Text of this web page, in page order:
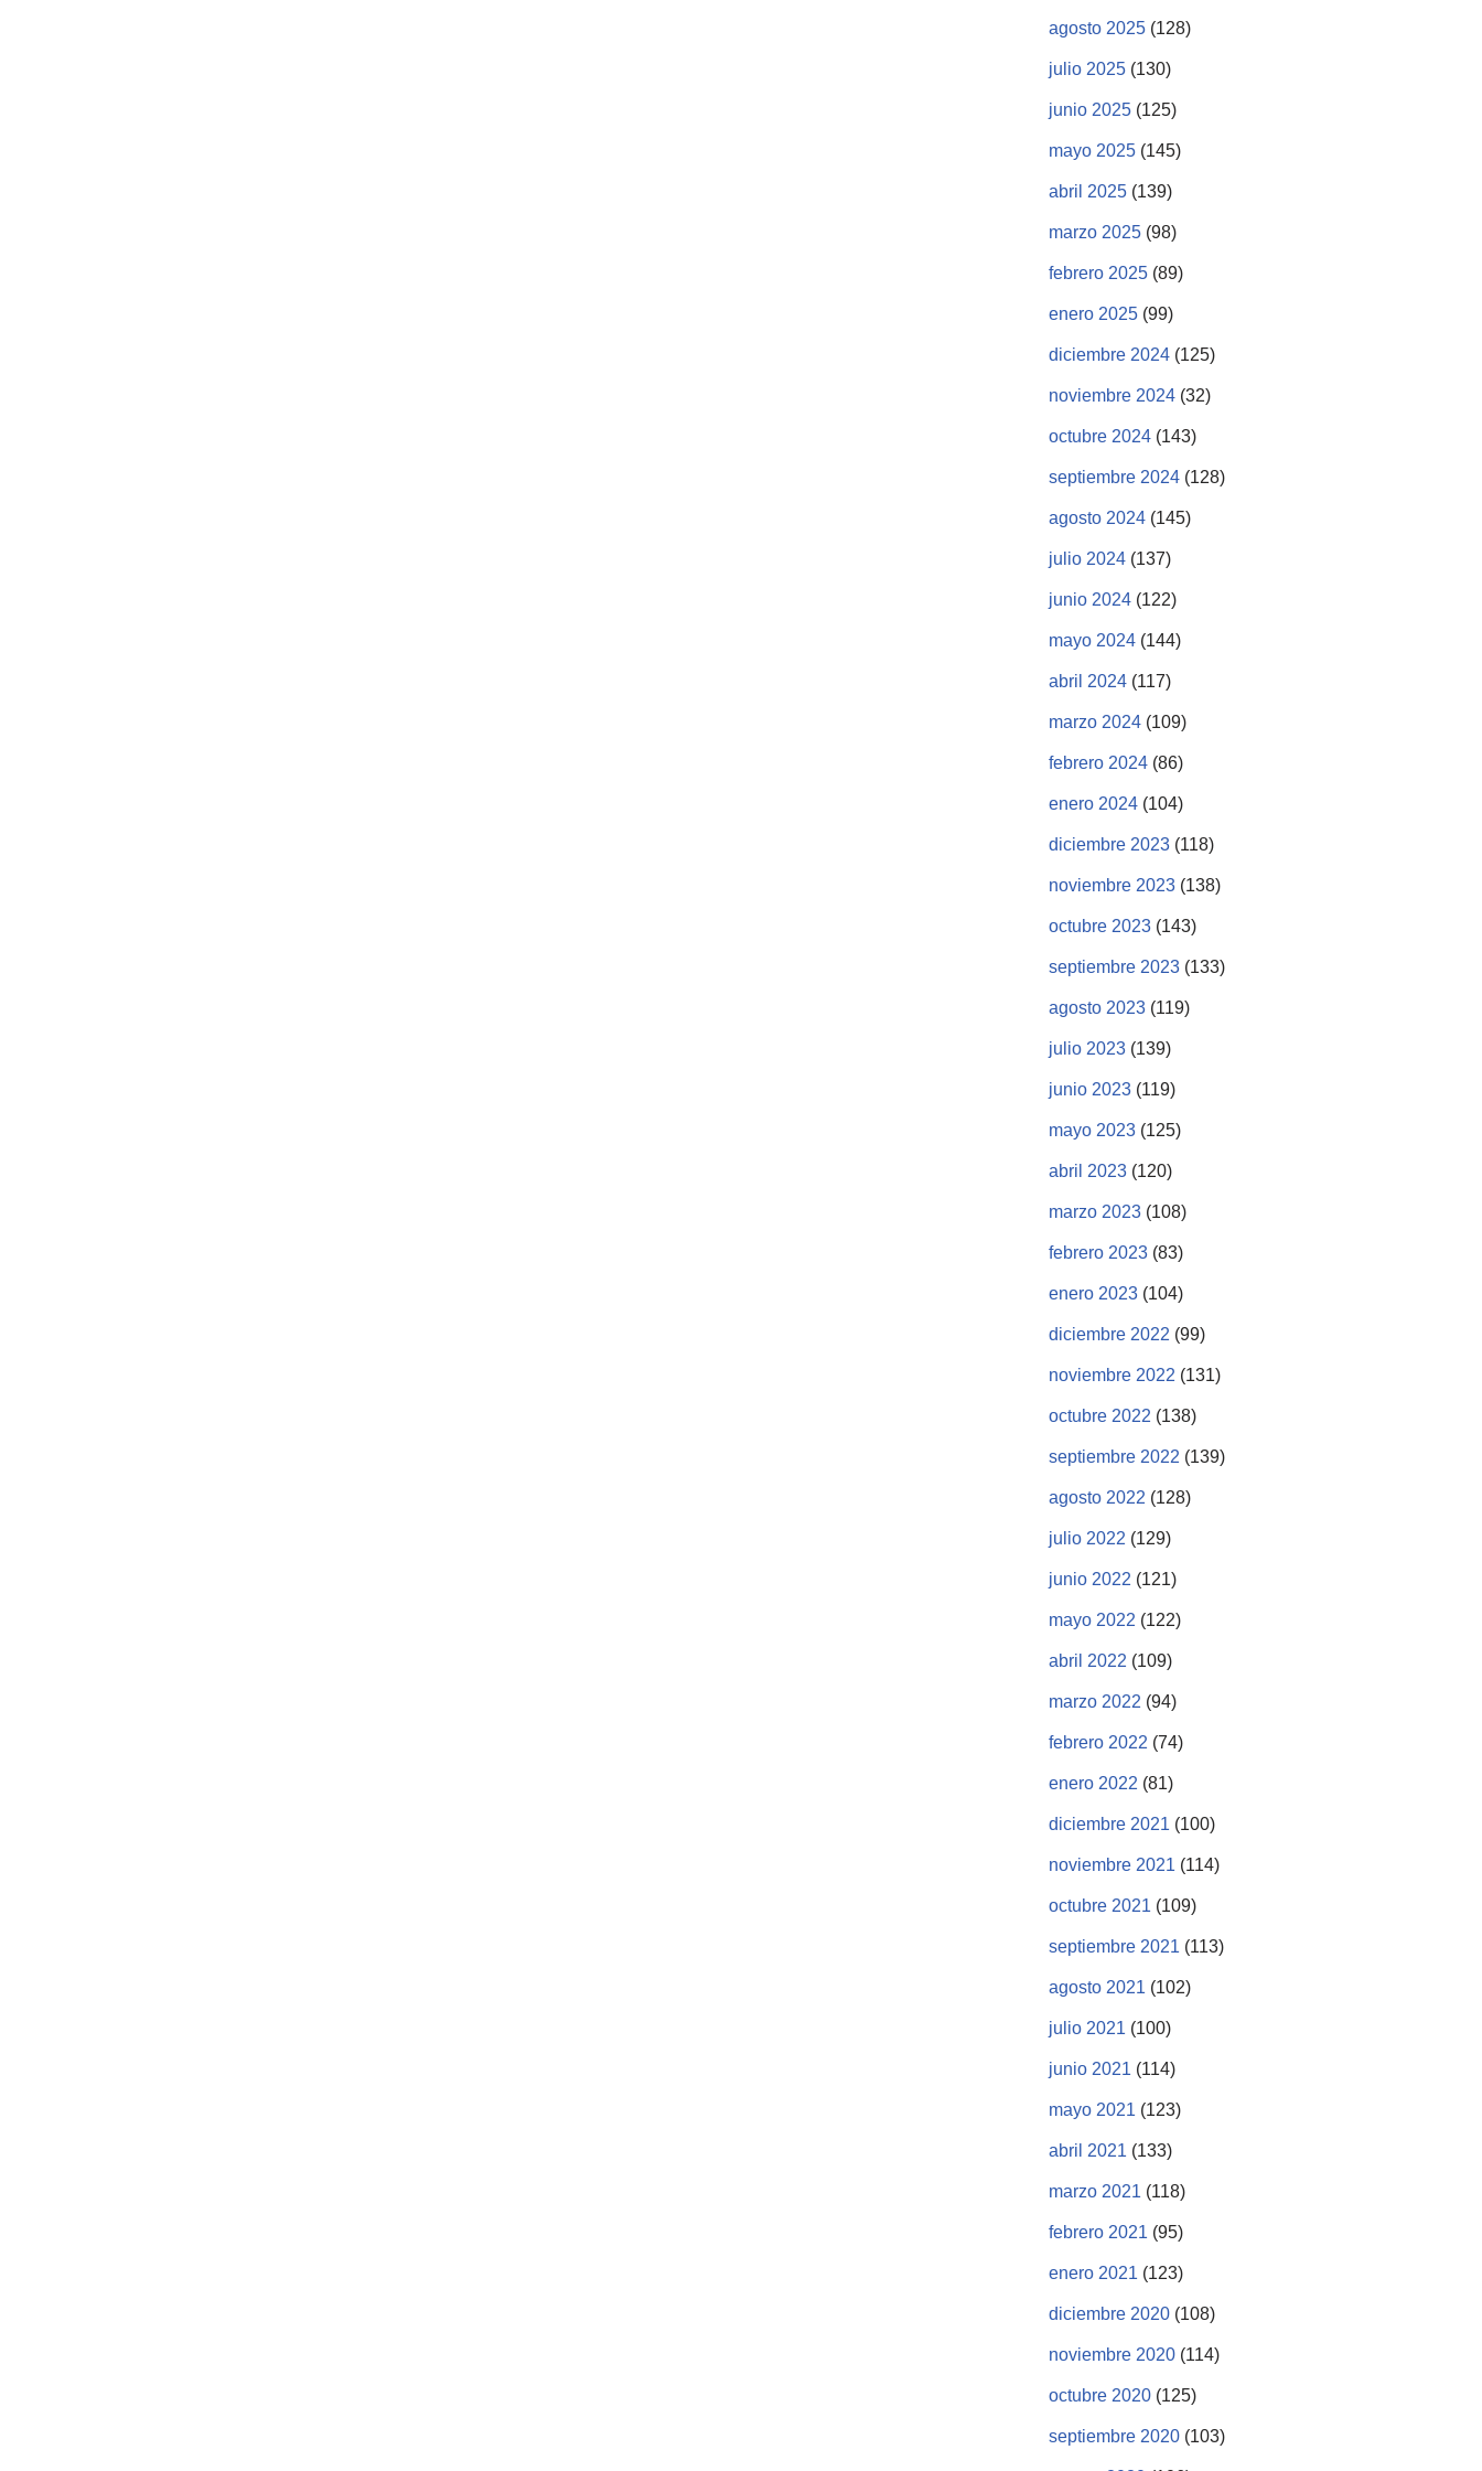
agosto 2025 (128)
julio 2025 (130)
junio 2025 (125)
mayo 2025 (145)
abril 2025 (139)
marzo 2025 (98)
febrero 2025 (89)
enero 2025 (99)
diciembre 2024 (125)
noviembre 2024 (32)
octubre 2024 (143)
septiembre 2024 (128)
agosto 2024 (145)
julio 2024 (137)
junio 2024 (122)
mayo 2024 (144)
abril 2024 (117)
marzo 2024 (109)
febrero 2024 (86)
enero 2024 (104)
diciembre 2023 (118)
noviembre 2023 (138)
octubre 2023 (143)
septiembre 2023 (133)
agosto 2023 (119)
julio 2023 (139)
junio 2023 (119)
mayo 2023 (125)
abril 2023 (120)
marzo 2023 (108)
febrero 2023 (83)
enero 2023 (104)
diciembre 2022 (99)
noviembre 2022 (131)
octubre 2022 (138)
septiembre 2022 (139)
agosto 2022 (128)
julio 2022 (129)
junio 2022 (121)
mayo 2022 (122)
abril 2022 (109)
marzo 2022 (94)
febrero 2022 (74)
enero 2022 (81)
diciembre 2021 (100)
noviembre 2021 (114)
octubre 2021 (109)
septiembre 2021 (113)
agosto 2021 (102)
julio 2021 (100)
junio 2021 (114)
mayo 2021 (123)
abril 2021 (133)
marzo 2021 (118)
febrero 2021 (95)
enero 2021 (123)
diciembre 2020 (108)
noviembre 2020 (114)
octubre 2020 (125)
septiembre 2020 (103)